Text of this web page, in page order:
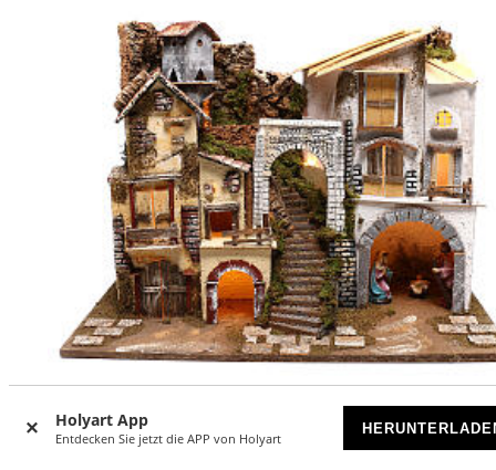
Holyart App
Entdecken Sie jetzt die APP von Holyart
-17%